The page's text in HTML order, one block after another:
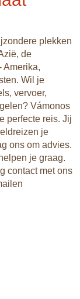
plekken
de
Amerika,
Wil je
vervoer,
Vámonos
perfecte reis. Jij
je
ons om advies.
je graag.
contact met ons